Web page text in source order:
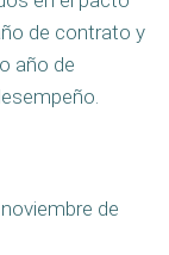
de contrato y
año de
de